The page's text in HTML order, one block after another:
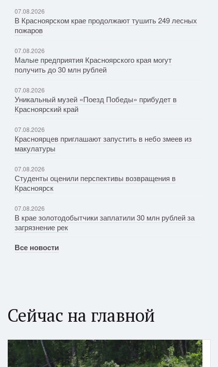
07.08.2026
В Красноярском крае продолжают тушить 249 лесных
пожаров
07.08.2026
Малые предприятия Красноярского края могут
получить до 30 млн рублей
07.08.2026
Уникальный музей «Поезд Победы» прибудет в
Красноярский край
07.08.2026
Красноярцев приглашают запустить в небо змеев из
макулатуры
07.08.2026
Студенты оценили перспективы возвращения в
Красноярск
07.08.2026
В крае золотодобытчики заплатили 30 млн рублей за
загрязнение рек
Все новости
Сейчас на главной